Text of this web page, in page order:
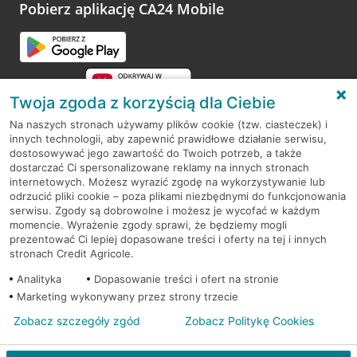
opinie.
Pobierz aplikację CA24 Mobile
RODO
Regulamin serwisu
Mapa serwisu
PolitykaCookies
© 2026 Credit Agricole Bank Polska S.A. Wszelkie prawa zastrzeżone
Twoja zgoda z korzyścią dla Ciebie
Na naszych stronach używamy plików cookie (tzw. ciasteczek) i
innych technologii, aby zapewnić prawidłowe działanie serwisu,
dostosowywać jego zawartość do Twoich potrzeb, a także
dostarczać Ci spersonalizowane reklamy na innych stronach
internetowych. Możesz wyrazić zgodę na wykorzystywanie lub
odrzucić pliki cookie – poza plikami niezbędnymi do funkcjonowania
serwisu. Zgody są dobrowolne i możesz je wycofać w każdym
momencie. Wyrażenie zgody sprawi, że będziemy mogli
prezentować Ci lepiej dopasowane treści i oferty na tej i innych
stronach Credit Agricole.
Analityka
Dopasowanie treści i ofert na stronie
Marketing wykonywany przez strony trzecie
Zobacz szczegóły zgód Zobacz Politykę Cookies